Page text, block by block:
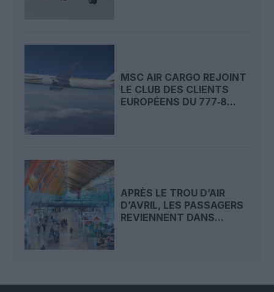
MSC AIR CARGO REJOINT
LE CLUB DES CLIENTS
EUROPÉENS DU 777‑8...
APRÈS LE TROU D’AIR
D’AVRIL, LES PASSAGERS
REVIENNENT DANS...